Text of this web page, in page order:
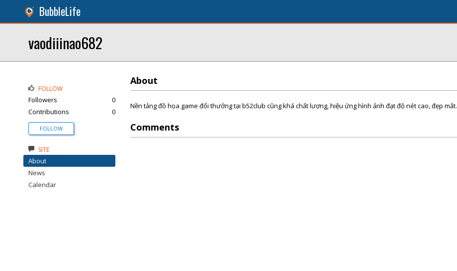
BubbleLife
vaodiiinao682
About
Nền tảng đồ họa game đổi thưởng tại b52club cũng khá chất lượng, hiệu ứng hình ảnh đạt độ nét cao, đẹp mắt.
Comments
FOLLOW
Followers
0
Contributions
0
FOLLOW
SITE
About
News
Calendar